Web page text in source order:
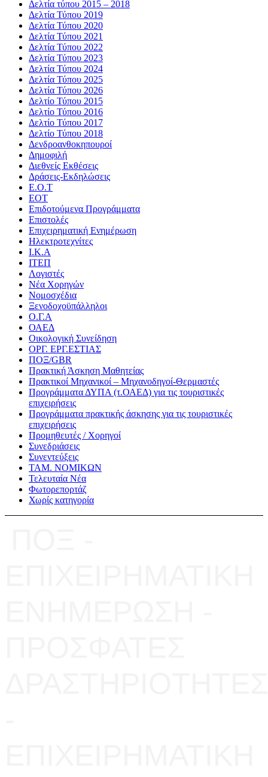
Δελτία τύπου 2015 – 2018
Δελτία Τύπου 2019
Δελτία Τύπου 2020
Δελτία Τύπου 2021
Δελτία Τύπου 2022
Δελτία Τύπου 2023
Δελτία Τύπου 2024
Δελτία Τύπου 2025
Δελτία Τύπου 2026
Δελτίο Τύπου 2015
Δελτίο Τύπου 2016
Δελτίο Τύπου 2017
Δελτίο Τύπου 2018
Δενδροανθοκηπουροί
Δημοφιλή
Διεθνείς Εκθέσεις
Δράσεις-Εκδηλώσεις
Ε.Ο.Τ
ΕΟΤ
Επιδοτούμενα Προγράμματα
Επιστολές
Επιχειρηματική Ενημέρωση
Ηλεκτροτεχνίτες
Ι.Κ.Α
ΙΤΕΠ
Λογιστές
Νέα Χορηγών
Νομοσχέδια
Ξενοδοχοϋπάλληλοι
Ο.Γ.Α
ΟΑΕΔ
Οικολογική Συνείδηση
ΟΡΓ. ΕΡΓ.ΕΣΤΙΑΣ
ΠΟΞ/GBR
Πρακτική Άσκηση Μαθητείας
Πρακτικοί Μηχανικοί – Μηχανοδηγοί-Θερμαστές
Προγράμματα ΔΥΠΑ (τ.ΟΑΕΔ) για τις τουριστικές
επιχειρήσεις
Προγράμματα πρακτικής άσκησης για τις τουριστικές
επιχειρήσεις
Προμηθευτές / Χορηγοί
Συνεδριάσεις
Συνεντεύξεις
ΤΑΜ. ΝΟΜΙΚΩΝ
Τελευταία Νέα
Φωτορεπορτάζ
Χωρίς κατηγορία